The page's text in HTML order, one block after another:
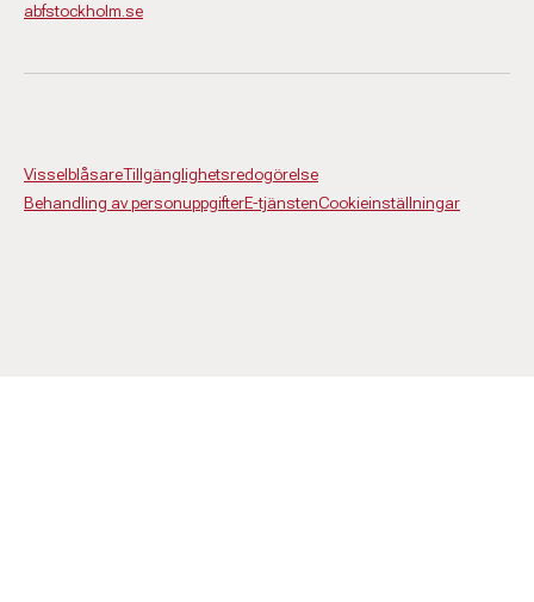
abfstockholm.se
VisselblåsareTillgänglighetsredogörelse
Behandling av personuppgifterE-tjänstenCookieinställningar